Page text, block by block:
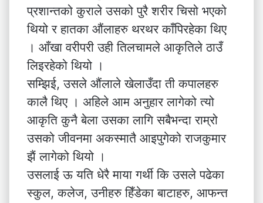
प्रशान्तको कुराले उसको पुरै शरीर चिसो भएको
थियो र हातका औंलाहरु थरथर काँपिरहेका थिए
। आँखा वरीपरी उही तिलचामले आकृतिले ठाउँ
लिइरहेको थियो ।
सम्झिई, उसले औंलाले खेलाउँदा ती कपालहरु
कालै थिए । अहिले आम अनुहार लागेको त्यो
आकृति कुनै बेला उसका लागि सबैभन्दा राम्रो
उसको जीवनमा अकस्मातै आइपुगेको राजकुमार
झैं लागेको थियो ।
उसलाई ऊ यति धेरै माया गर्थी कि उसले पढेका
स्कुल, कलेज, उनीहरु हिँडेका बाटाहरु, आफन्त